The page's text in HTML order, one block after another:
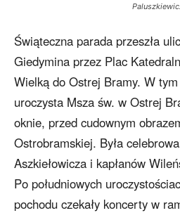
Świąteczna parada przeszła
Giedymina przez Plac
Wielką do Ostrej Bramy. W tym
uroczysta Msza św. w Ostrej
oknie, przed cudownym
Ostrobramskiej. Była
Aszkiełowicza i kapłanów
Po południowych
pochodu czekały koncerty w